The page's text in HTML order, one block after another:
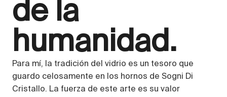
de la
humanidad.
Para mí, la tradición del vidrio es un tesoro que
guardo celosamente en los hornos de Sogni Di
Cristallo. La fuerza de este arte es su valor